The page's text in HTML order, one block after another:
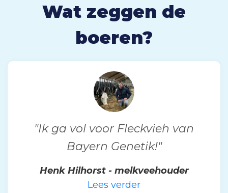
Wat zeggen de
boeren?
"Ik ga vol voor Fleckvieh van
Bayern Genetik!"
Henk Hilhorst - melkveehouder
Lees verder